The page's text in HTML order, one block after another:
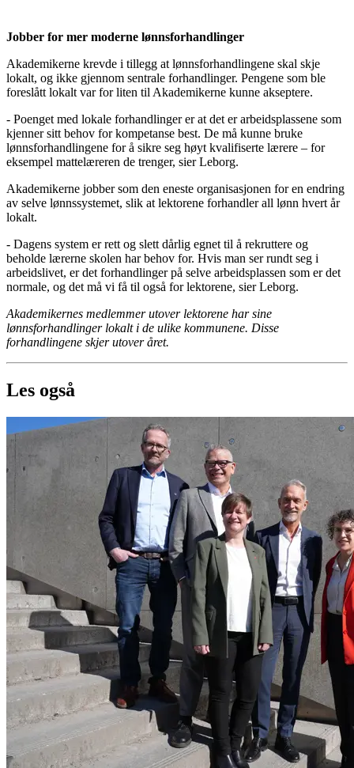
Jobber for mer moderne lønnsforhandlinger
Akademikerne krevde i tillegg at lønnsforhandlingene skal skje
lokalt, og ikke gjennom sentrale forhandlinger. Pengene som ble
foreslått lokalt var for liten til Akademikerne kunne akseptere.
- Poenget med lokale forhandlinger er at det er arbeidsplassene som
kjenner sitt behov for kompetanse best. De må kunne bruke
lønnsforhandlingene for å sikre seg høyt kvalifiserte lærere – for
eksempel mattelæreren de trenger, sier Leborg.
Akademikerne jobber som den eneste organisasjonen for en endring
av selve lønnssystemet, slik at lektorene forhandler all lønn hvert år
lokalt.
- Dagens system er rett og slett dårlig egnet til å rekruttere og
beholde lærerne skolen har behov for. Hvis man ser rundt seg i
arbeidslivet, er det forhandlinger på selve arbeidsplassen som er det
normale, og det må vi få til også for lektorene, sier Leborg.
Akademikernes medlemmer utover lektorene har sine
lønnsforhandlinger lokalt i de ulike kommunene. Disse
forhandlingene skjer utover året.
Les også